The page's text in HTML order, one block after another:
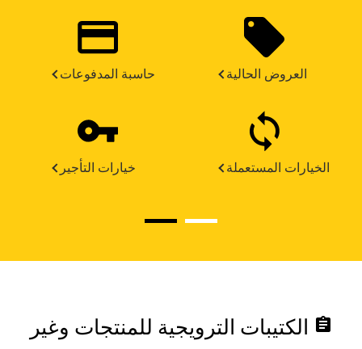
حاسبة المدفوعات العروض الحالية
خيارات التأجير الخيارات المستعملة
assignment الكتيبات الترويجية للمنتجات وغير